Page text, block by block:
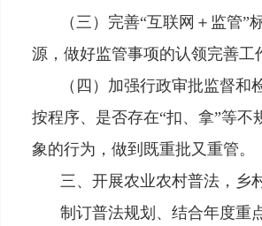
（三）完善“互联网＋监管”
源，做好监管事项的认领完善工
（四）加强行政审批监督和
按程序、是否存在“扣、拿”等
象的行为，做到既重批又重管。
三、开展农业农村普法，乡
制订普法规划、结合年度重